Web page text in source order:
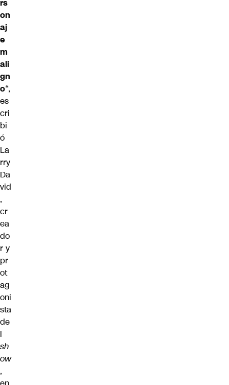
rs
on
aj
e
m
ali
gn
o“,
es
cri
bi
ó
La
rry
Da
vid
,
cr
ea
do
r y
pr
ot
ag
oni
sta
de
l
sh
ow
,